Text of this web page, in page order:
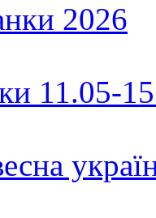
2026
11.05-